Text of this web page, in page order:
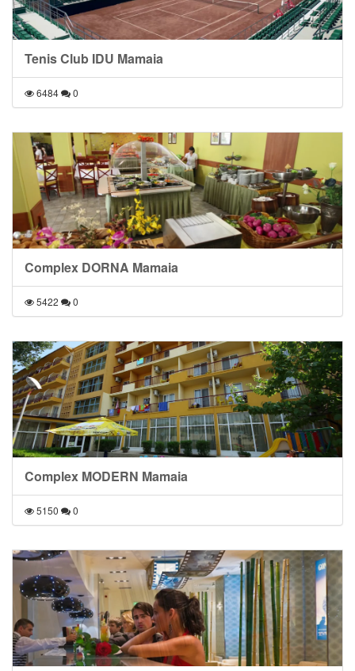
Tenis Club IDU Mamaia
6484 0
Complex DORNA Mamaia
5422 0
Complex MODERN Mamaia
5150 0